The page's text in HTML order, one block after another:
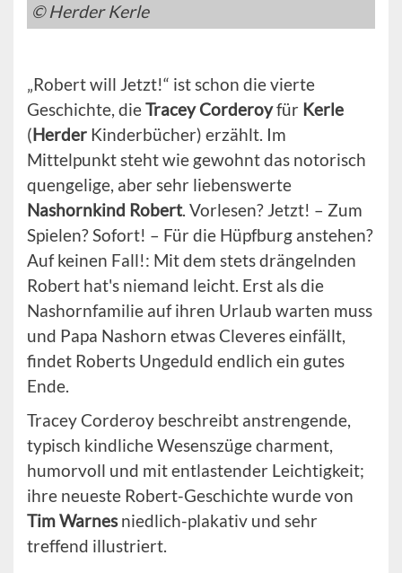
© Herder Kerle
„Robert will Jetzt!“ ist schon die vierte
Geschichte, dieTracey Corderoyfür Kerle
(Herder Kinderbücher) erzählt. Im
Mittelpunkt steht wie gewohnt das notorisch
quengelige, aber sehr liebenswerte
Nashornkind Robert. Vorlesen? Jetzt! – Zum
Spielen? Sofort! – Für die Hüpfburg anstehen?
Auf keinen Fall!: Mit dem stets drängelnden
Robert hat's niemand leicht. Erst als die
Nashornfamilie auf ihren Urlaub warten muss
und Papa Nashorn etwas Cleveres einfällt,
findet Roberts Ungeduld endlich ein gutes
Ende.
Tracey Corderoy beschreibt anstrengende,
typisch kindliche Wesenszüge charment,
humorvoll und mit entlastender Leichtigkeit;
ihre neueste Robert-Geschichte wurde von
Tim Warnesniedlich-plakativ und sehr
treffend illustriert.